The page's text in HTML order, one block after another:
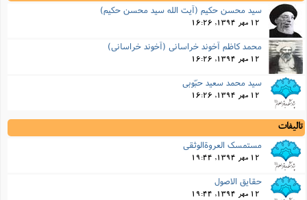
سید محسن حکیم (آیت الله سید محسن حکیم)
12 مهر 1394, 16:26
محمد کاظم آخوند خراسانی (آخوند خراسانی)
12 مهر 1394, 16:26
سید محمد سعید حبّوبی
12 مهر 1394, 16:26
تالیفات
مستمسک العروةالوثقى
12 مهر 1394, 19:44
حقایق الاصول
12 مهر 1394, 19:44